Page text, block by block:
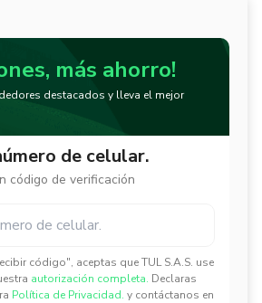
más ahorro!
destacados y lleva el mejor
de celular.
código de verificación
código", aceptas que TUL S.A.S. use
autorización completa. Declaras
Política de Privacidad. y contáctanos en